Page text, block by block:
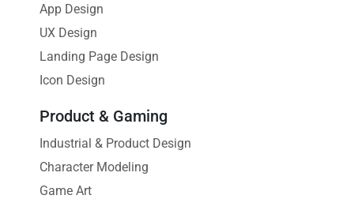
App Design
UX Design
Landing Page Design
Icon Design
Product & Gaming
Industrial & Product Design
Character Modeling
Game Art